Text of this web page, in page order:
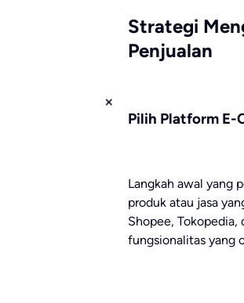
Strategi
Penjualan
Pilih Platform E-
Langkah awal yang
produk atau jasa
Shopee,
fungsionalitas yang